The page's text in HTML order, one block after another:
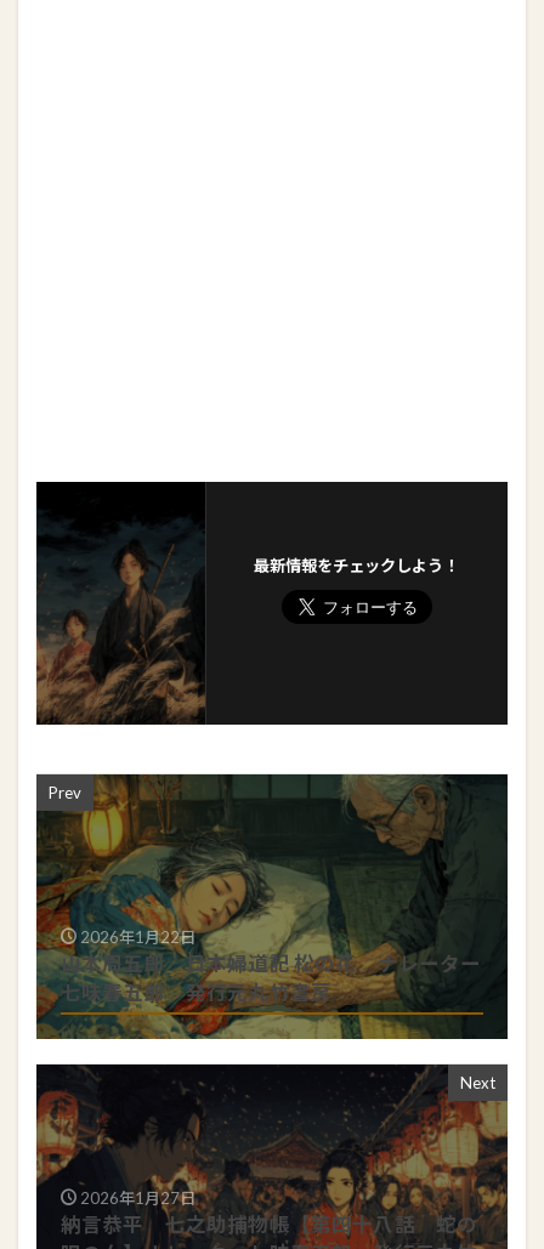
最新情報をチェックしよう！
Prev
2026年1月22日
山本周五郎 日本婦道記 松の花 ナレーター
七味春五郎 発行元丸竹書房
Next
2026年1月27日
納言恭平 七之助捕物帳【第四十八話 蛇の